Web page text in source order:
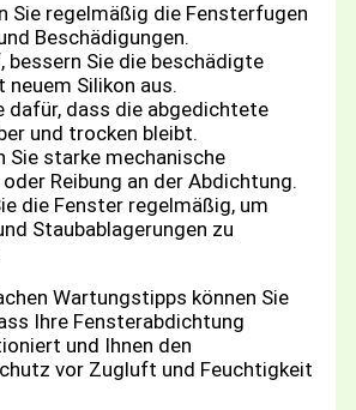
Sie regelmäßig die Fensterfugen
Beschädigungen.
bessern Sie die beschädigte
neuem Silikon aus.
dafür, dass die abgedichtete
und trocken bleibt.
Sie starke mechanische
Reibung an der Abdichtung.
die Fenster regelmäßig, um
Staubablagerungen zu
Wartungstipps können Sie
Ihre Fensterabdichtung
und Ihnen den
vor Zugluft und Feuchtigkeit